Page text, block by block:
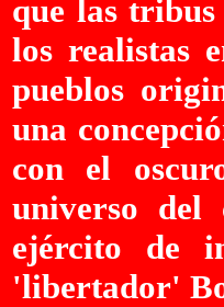
que las
los realistas
pueblos
una
con el
universo del
ejército de
'libertador'